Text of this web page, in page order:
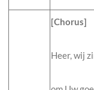
[Chorus]
Heer, wij